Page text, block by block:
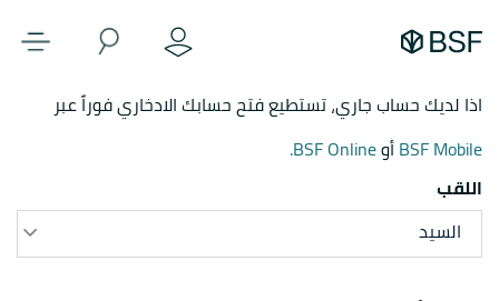
اذا لديك حساب جاري، تستطيع فتح حسابك الادخاري فوراً عبر
BSF MobileأوBSF Online.
اللقب
السيد